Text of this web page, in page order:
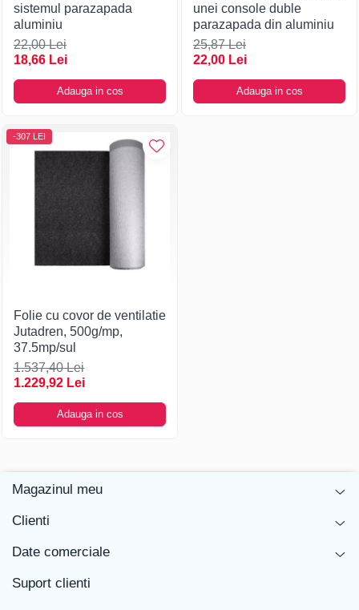
sistemul parazapada
aluminiu
22,00 Lei
18,66 Lei
Adauga in cos
unei console duble
parazapada din aluminiu
25,87 Lei
22,00 Lei
Adauga in cos
-307 LEI
Folie cu covor de ventilatie
Jutadren, 500g/mp,
37.5mp/sul
1.537,40 Lei
1.229,92 Lei
Adauga in cos
Magazinul meu
Clienti
Date comerciale
Suport clienti